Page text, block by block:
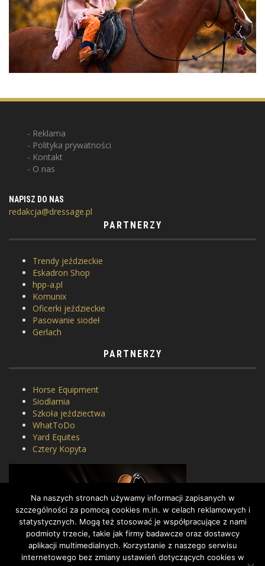
Reklama
Polityka prywatności
Kontakt
O nas
NAPISZ DO NAS
redakcja@dressage.pl
PARTNERZY
Trendy jeździeckie
Eskadron Shop
hpp-a.pl
Komunix
Oficerki jeździeckie
Pasowanie siodeł
Gerlach
PARTNERZY
Horse Equipment
Siodlarnia
Szkoła jeździectwa
WhatToDo
Yard Equites
Cztery Kopyta
Na naszych stronach używamy informacji zapisanych w
szczególności za pomocą cookies m.in. w celach reklamowych i
statystycznych. Mogą też stosować je współpracujące z nami
podmioty trzecie, takie jak firmy badawcze oraz dostawcy
aplikacji multimedialnych. Korzystanie z naszego serwisu
internetowego bez zmiany ustawień dotyczących cookies w